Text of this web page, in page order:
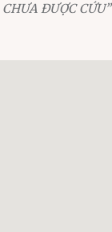
ĐƯỢC CỨU”